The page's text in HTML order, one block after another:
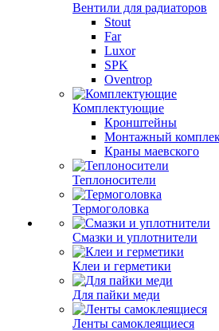
Вентили для радиаторов
Stout
Far
Luxor
SPK
Oventrop
Комплектующие
Кронштейны
Монтажный
Краны маевского
Теплоносители
Термоголовка
Смазки и уплотнители
Клеи и герметики
Для пайки меди
Ленты самоклеящиеся